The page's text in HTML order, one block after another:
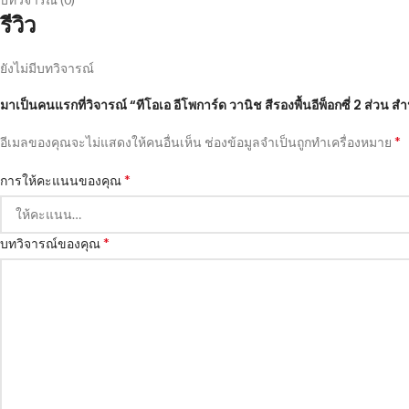
รีวิว
ยังไม่มีบทวิจารณ์
มาเป็นคนแรกที่วิจารณ์ “ทีโอเอ อีโพการ์ด วานิช สีรองพื้นอีพ็อกซี่ 2 ส่วน ส
อีเมลของคุณจะไม่แสดงให้คนอื่นเห็น ช่องข้อมูลจำเป็นถูกทำเครื่องหมาย *
การให้คะแนนของคุณ*
บทวิจารณ์ของคุณ*